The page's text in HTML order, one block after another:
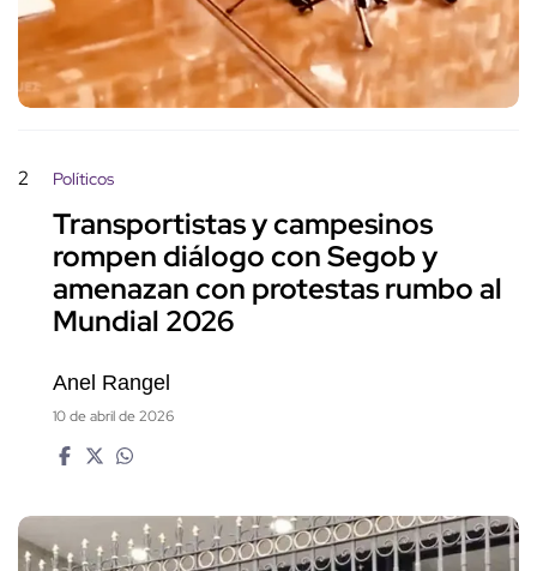
2 Políticos
Transportistas y campesinos
rompen diálogo con Segob y
amenazan con protestas rumbo al
Mundial 2026
Anel Rangel
10 de abril de 2026